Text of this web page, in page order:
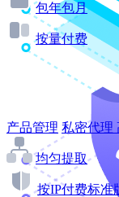
包年包月
按量付费
产品管理 私密代理
均匀提取
按IP付费标准